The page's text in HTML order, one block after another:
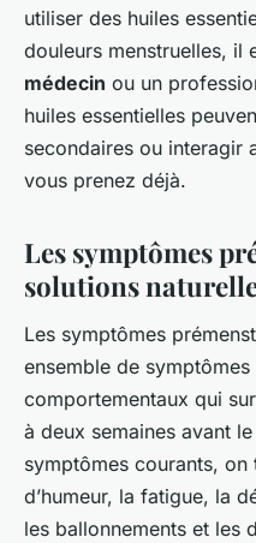
utiliser des huiles
douleurs menstruelles, il
médecin ou un
huiles essentielles
secondaires ou interagir
vous prenez déjà.
Les symptômes
solutions
Les symptômes
ensemble de
comportementaux qui
à deux semaines avant
symptômes courants, on
d’humeur, la fatigue, la
les ballonnements et les